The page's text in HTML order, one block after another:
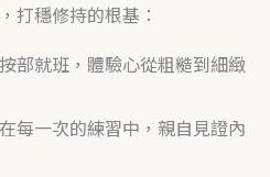
打穩修持的根基：
按部就班，體驗心從粗糙到細緻
在每一次的練習中，親自見證內